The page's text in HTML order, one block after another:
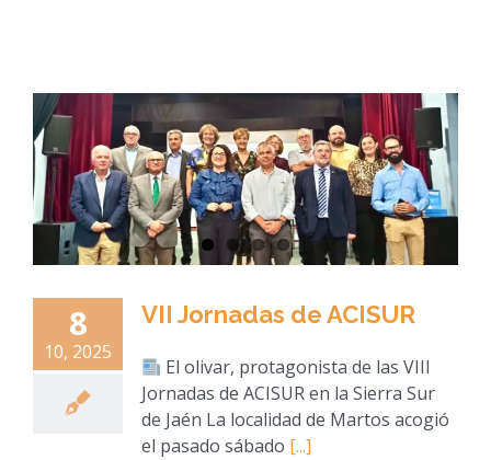
8
10, 2025
VII Jornadas de ACISUR
El olivar, protagonista de las VIII
Jornadas de ACISUR en la Sierra Sur
de Jaén La localidad de Martos acogió
el pasado sábado [...]